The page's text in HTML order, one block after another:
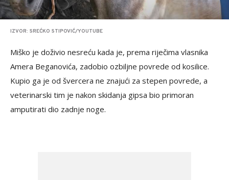
IZVOR: SREĆKO STIPOVIĆ/YOUTUBE
Miško je doživio nesreću kada je, prema riječima vlasnika
Amera Beganovića, zadobio ozbiljne povrede od kosilice.
Kupio ga je od švercera ne znajući za stepen povrede, a
veterinarski tim je nakon skidanja gipsa bio primoran
amputirati dio zadnje noge.